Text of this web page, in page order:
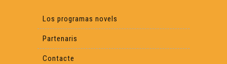
Los programas novels
Partenaris
Contacte